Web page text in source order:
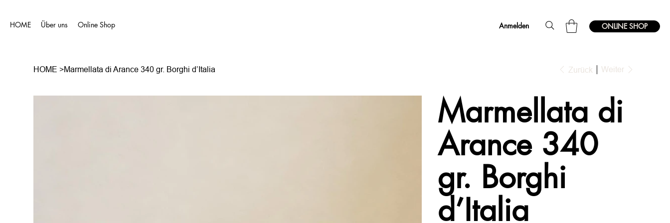
HOME Über uns Online Shop Anmelden ONLINE SHOP
HOME >Marmellata di Arance 340 gr. Borghi d’Italia Zurück Weiter
Marmellata di
Arance 340
gr. Borghi
d’Italia